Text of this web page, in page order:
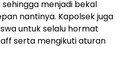
menjadi bekal
nantinya. Kapolsek juga
untuk selalu hormat
serta mengikuti aturan